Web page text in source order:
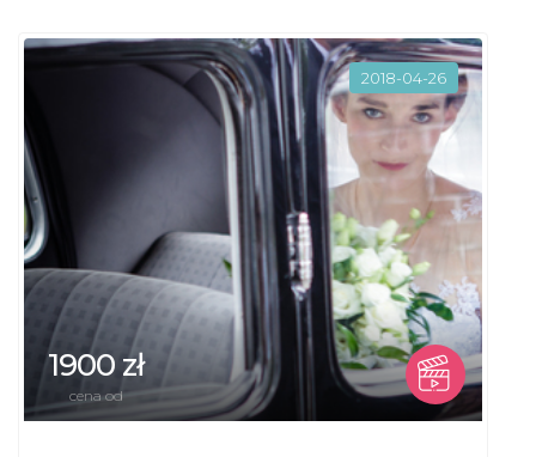
2018-04-26
1900 zł
cena od